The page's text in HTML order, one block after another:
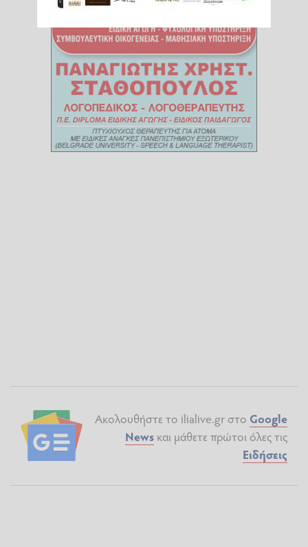
Ακολουθήστε το ilialive.gr στο Google
News και μάθετε πρώτοι όλες τις
Ειδήσεις